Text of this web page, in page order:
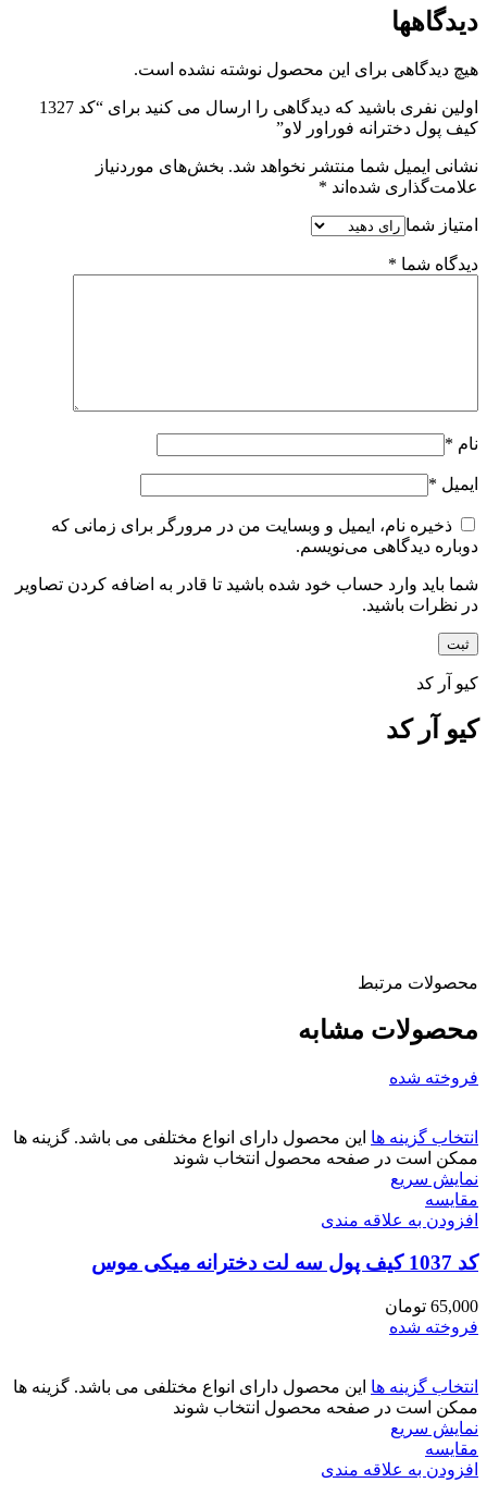
دیدگاهها
هیچ دیدگاهی برای این محصول نوشته نشده است.
اولین نفری باشید که دیدگاهی را ارسال می کنید برای “کد 1327
کیف پول دخترانه فوراور لاو”
نشانی ایمیل شما منتشر نخواهد شد. بخش‌های موردنیاز
علامت‌گذاری شده‌اند *
امتیاز شما
دیدگاه شما *
نام *
ایمیل *
ذخیره نام، ایمیل و وبسایت من در مرورگر برای زمانی که
دوباره دیدگاهی می‌نویسم.
شما باید وارد حساب خود شده باشید تا قادر به اضافه کردن تصاویر
در نظرات باشید.
کیو آر کد
کیو آر کد
محصولات مرتبط
محصولات مشابه
فروخته شده
انتخاب گزینه ها این محصول دارای انواع مختلفی می باشد. گزینه ها
ممکن است در صفحه محصول انتخاب شوند
نمایش سریع
مقايسه
افزودن به علاقه مندی
کد 1037 کیف پول سه لت دخترانه میکی موس
65,000 تومان
فروخته شده
انتخاب گزینه ها این محصول دارای انواع مختلفی می باشد. گزینه ها
ممکن است در صفحه محصول انتخاب شوند
نمایش سریع
مقايسه
افزودن به علاقه مندی